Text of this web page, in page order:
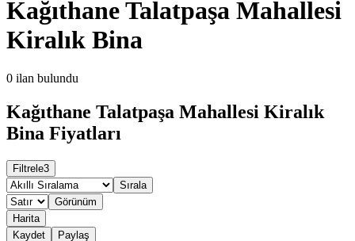
Kağıthane Talatpaşa Mahallesi
Kiralık Bina
0 ilan bulundu
Kağıthane Talatpaşa Mahallesi Kiralık
Bina Fiyatları
Filtrele3
Sırala
Görünüm
Harita
Kaydet
Paylaş